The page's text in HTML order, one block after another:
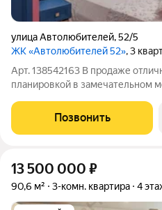
улица Автолюбителей,52/5
ЖК «Автолюбителей 52», 3
Арт. 138542163 В продаже
планировкой в замечательном
узел общественного
различных магазинов и
Позвонить
13 500 000 ₽
90,6 м² 3-комн. квартира 4